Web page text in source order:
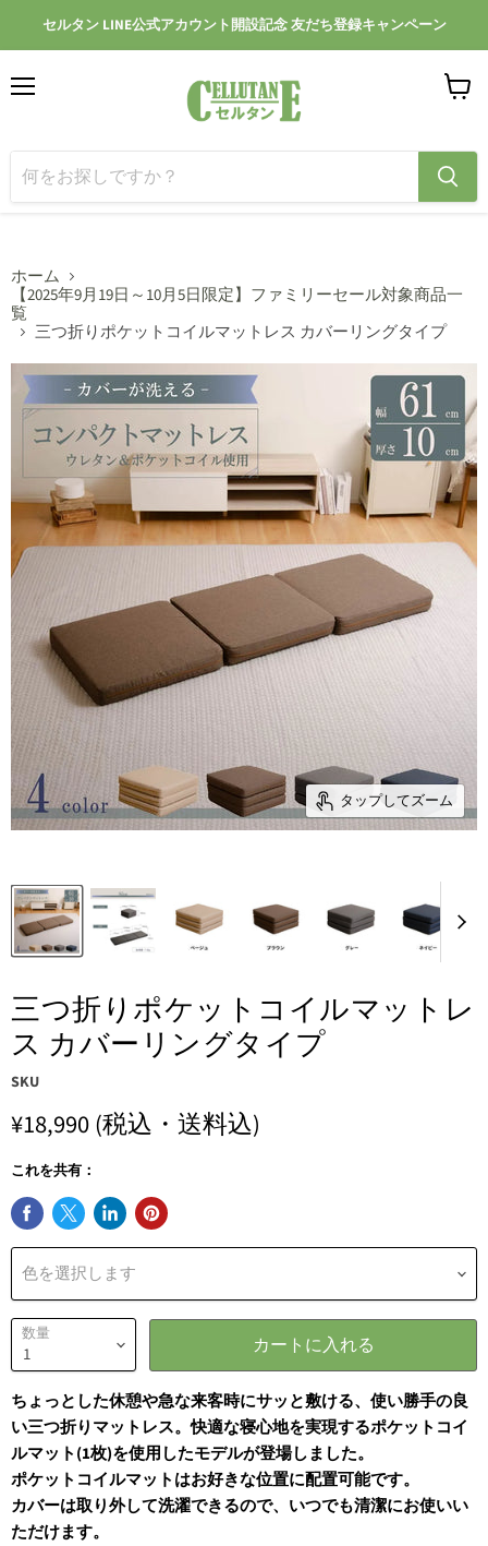
セルタン LINE公式アカウント開設記念 友だち登録キャンペーン
ー
見
ホーム
【2025年9月19日～10月5日限定】ファミリーセール対象商品一
覧
三つ折りポケットコイルマットレス カバーリングタイプ
タップしてズーム
三つ折りポケットコイルマットレ
ス カバーリングタイプ
SKU
¥18,990(税込・送料込)
これを共有：
色を選択します
数量 カートに入れる
ちょっとした休憩や急な来客時にサッと敷ける、使い勝手の良
い三つ折りマットレス。快適な寝心地を実現するポケットコイ
ルマット(1枚)を使用したモデルが登場しました。
ポケットコイルマットはお好きな位置に配置可能です。
カバーは取り外して洗濯できるので、いつでも清潔にお使いい
ただけます。